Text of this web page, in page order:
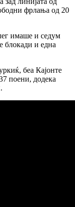
фрлања од 20
имаше и седум
блокади и една
беа Кајонте
поени, додека